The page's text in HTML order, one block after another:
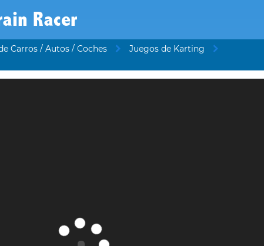
Racer
Carros / Autos / Coches Juegos de Karting